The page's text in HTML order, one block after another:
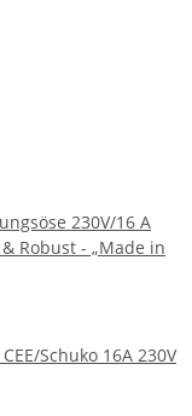
230V/16 A
Robust - „Made in